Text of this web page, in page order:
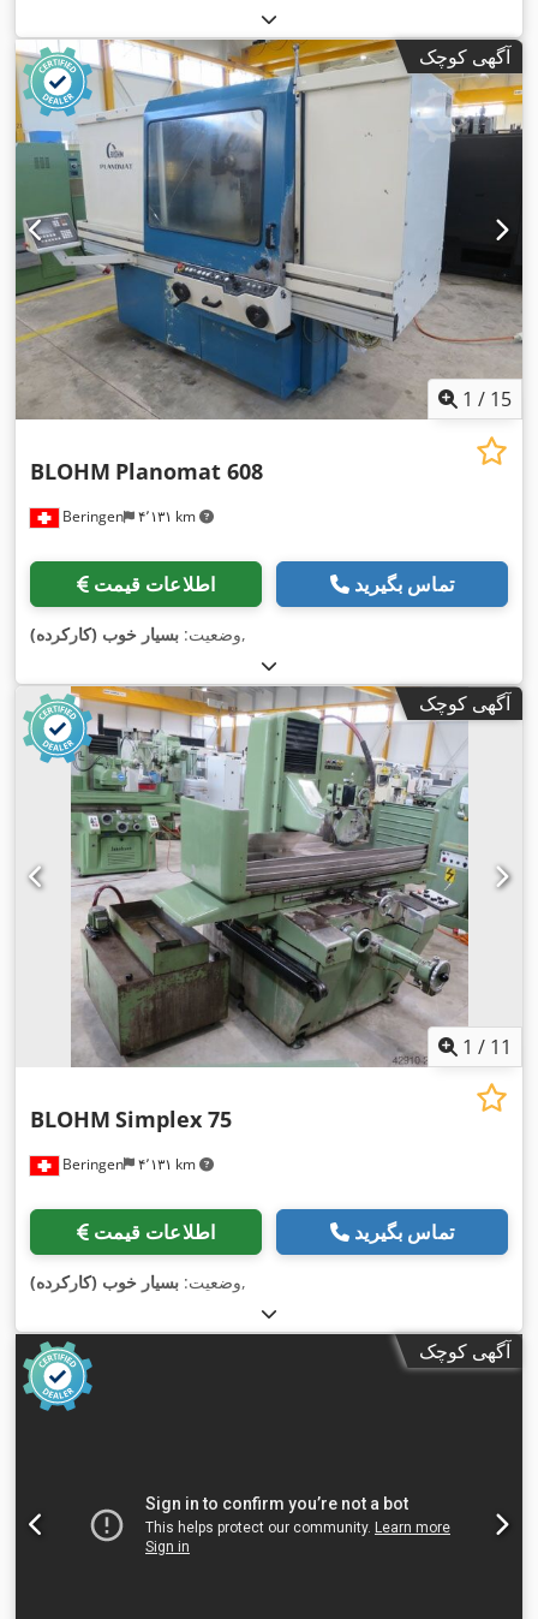
آگهی کوچک
1 / 15
Beringen ۴٬۱۳۱ km
BLOHM Planomat 608
اطلاعات قیمت تماس بگیرید
وضعیت: بسیار خوب (کارکرده) ,
آگهی کوچک
1 / 11
Beringen ۴٬۱۳۱ km
BLOHM Simplex 75
اطلاعات قیمت تماس بگیرید
وضعیت: بسیار خوب (کارکرده) ,
آگهی کوچک